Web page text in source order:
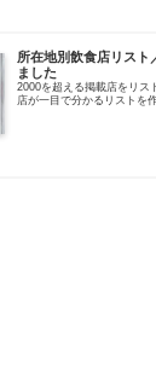
所在地別飲食店リスト
ました
2000を超える掲載店をリス
店が一目で分かるリストを